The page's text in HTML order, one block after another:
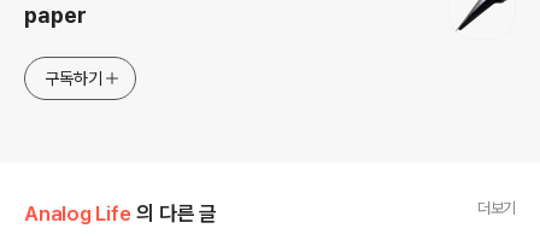
paper
구독하기
Analog Life 의 다른 글 더보기